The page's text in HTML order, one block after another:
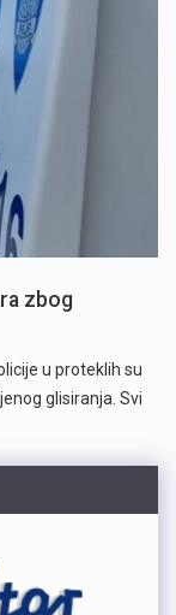
zbog
u proteklih su
glisiranja. Svi